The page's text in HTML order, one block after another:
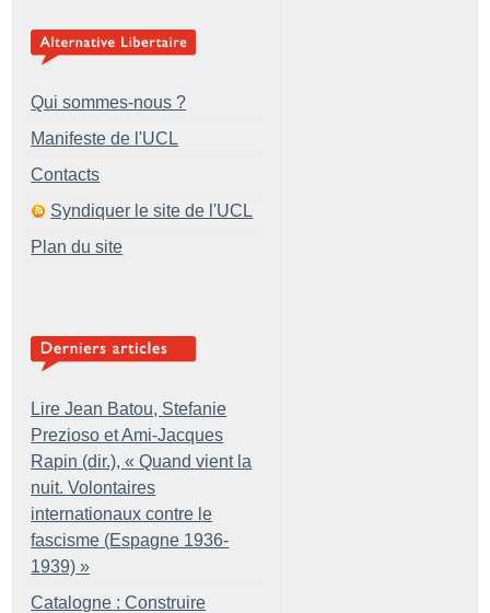
Qui sommes-nous ?
Manifeste de l'UCL
Contacts
Syndiquer le site de l'UCL
Plan du site
Lire Jean Batou, Stefanie
Prezioso et Ami-Jacques
Rapin (dir.), « Quand vient la
nuit. Volontaires
internationaux contre le
fascisme (Espagne 1936-
1939) »
Catalogne : Construire